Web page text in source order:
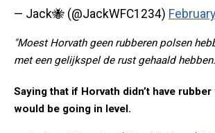
— Jack🐝 (@JackWFC1234)
"Moest Horvath geen rubberen polsen
met een gelijkspel de rust gehaald
Saying that if Horvath didn’t have
would be going in level.